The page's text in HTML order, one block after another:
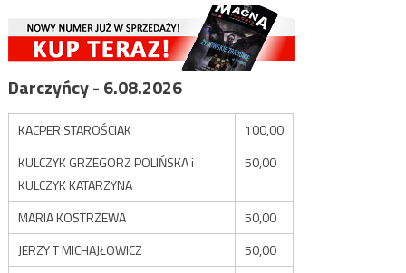
Darczyńcy - 6.08.2026
KACPER STAROŚCIAK
100,00
KULCZYK GRZEGORZ POLIŃSKA i
KULCZYK KATARZYNA
50,00
MARIA KOSTRZEWA
50,00
JERZY T MICHAJŁOWICZ
50,00